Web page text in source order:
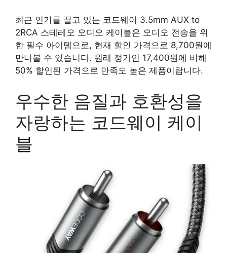
최근 인기를 끌고 있는 코드웨이 3.5mm AUX to
2RCA 스테레오 오디오 케이블은 오디오 전송을 위
한 필수 아이템으로, 현재 할인 가격으로 8,700원에
만나볼 수 있습니다. 원래 정가인 17,400원에 비해
50% 할인된 가격으로 만족도 높은 제품이랍니다.
우수한 음질과 호환성을
자랑하는 코드웨이 케이
블